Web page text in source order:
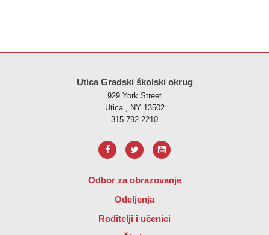
Utica Gradski školski okrug
929 York Street
Utica , NY 13502
315-792-2210
Odbor za obrazovanje
Odeljenja
Roditelji i učenici